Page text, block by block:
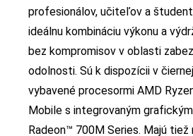
profesionálov, učiteľov a
ideálnu kombináciu výkonu a
bez kompromisov v oblasti
odolnosti. Sú k dispozícii v
vybavené procesormi AMD
Mobile s integrovaným
Radeon™ 700M Series. Majú